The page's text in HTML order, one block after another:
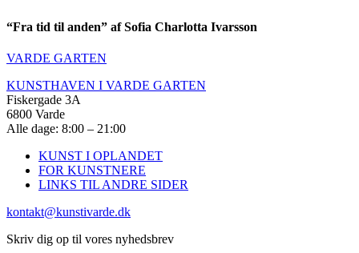
“Fra tid til anden” af Sofia Charlotta Ivarsson
VARDE GARTEN
KUNSTHAVEN I VARDE GARTEN
Fiskergade 3A
6800 Varde
Alle dage: 8:00 – 21:00
KUNST I OPLANDET
FOR KUNSTNERE
LINKS TIL ANDRE SIDER
kontakt@kunstivarde.dk
Skriv dig op til vores nyhedsbrev